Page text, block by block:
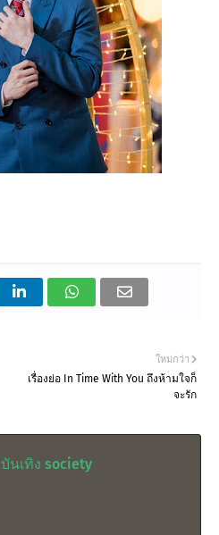
ใหม่กว่า
เรื่องย่อ In Time With You ถึงห้ามใจก็
จะรัก
บันเทิง society